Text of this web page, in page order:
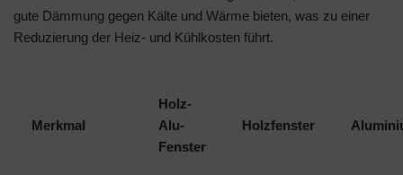
gute Dämmung gegen Kälte und Wärme bieten, was zu einer
Reduzierung der Heiz- und Kühlkosten führt.
Merkmal
Holz-
Alu-
Fenster
Holzfenster